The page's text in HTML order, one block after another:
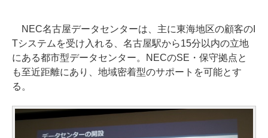
NEC名古屋データセンターは、主に東海地区の顧客のI
Tシステムを受け入れる、名古屋駅から15分以内の立地
にある都市型データセンター。NECのSE・保守拠点と
も至近距離にあり、地域密着型のサポートを可能とす
る。